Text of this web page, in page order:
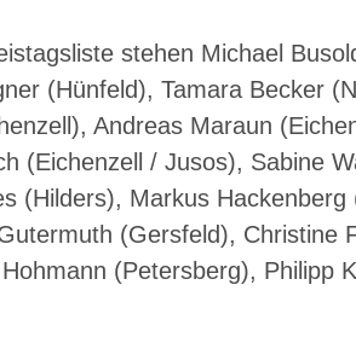
stehen Michael
(Hünfeld), Tamara Becker
Andreas Maraun
(Eichenzell / Jusos), Sabine
(Hilders), Markus Hackenberg
(Gersfeld), Christine
(Petersberg), Philipp